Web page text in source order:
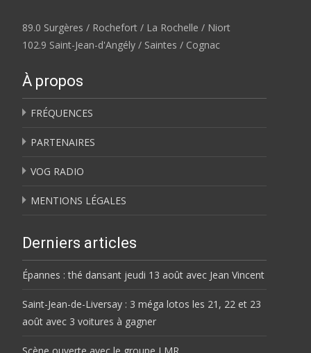
89.0 Surgères / Rochefort / La Rochelle / Niort
102.9 Saint-Jean-d'Angély / Saintes / Cognac
À propos
FRÉQUENCES
PARTENAIRES
VOG RADIO
MENTIONS LÉGALES
Derniers articles
Épannes : thé dansant jeudi 13 août avec Jean Vincent
Saint-Jean-de-Liversay : 3 méga lotos les 21, 22 et 23
août avec 3 voitures à gagner